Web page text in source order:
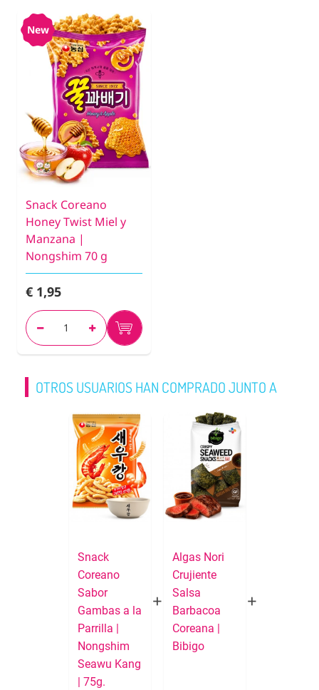
New
Snack Coreano
Honey Twist Miel y
Manzana |
Nongshim 70 g
€ 1,95
OTROS USUARIOS HAN COMPRADO JUNTO A
Snack
Coreano
Sabor
Gambas a la
Parrilla |
Nongshim
Seawu Kang
| 75g.
Algas Nori
Crujiente
Salsa
Barbacoa
Coreana |
Bibigo